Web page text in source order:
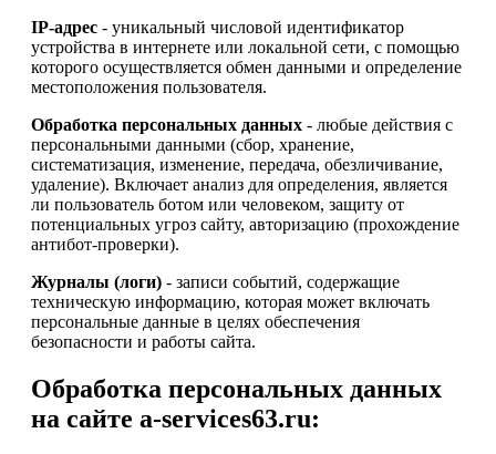
IP-адрес - уникальный числовой идентификатор
устройства в интернете или локальной сети, с помощью
которого осуществляется обмен данными и определение
местоположения пользователя.
Обработка персональных данных - любые действия с
персональными данными (сбор, хранение,
систематизация, изменение, передача, обезличивание,
удаление). Включает анализ для определения, является
ли пользователь ботом или человеком, защиту от
потенциальных угроз сайту, авторизацию (прохождение
антибот-проверки).
Журналы (логи) - записи событий, содержащие
техническую информацию, которая может включать
персональные данные в целях обеспечения
безопасности и работы сайта.
Обработка персональных данных
на сайте a-services63.ru: